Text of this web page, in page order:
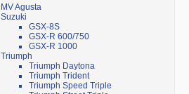
MV Agusta
Suzuki
GSX-8S
GSX-R 600/750
GSX-R 1000
Triumph
Triumph Daytona
Triumph Trident
Triumph Speed Triple